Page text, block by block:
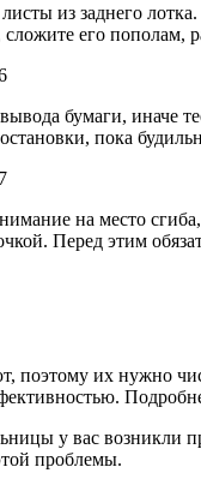
из заднего лотка.
его пополам,
бумаги, иначе
пока
на место
Перед этим
поэтому их нужно
у вас возникли
проблемы.